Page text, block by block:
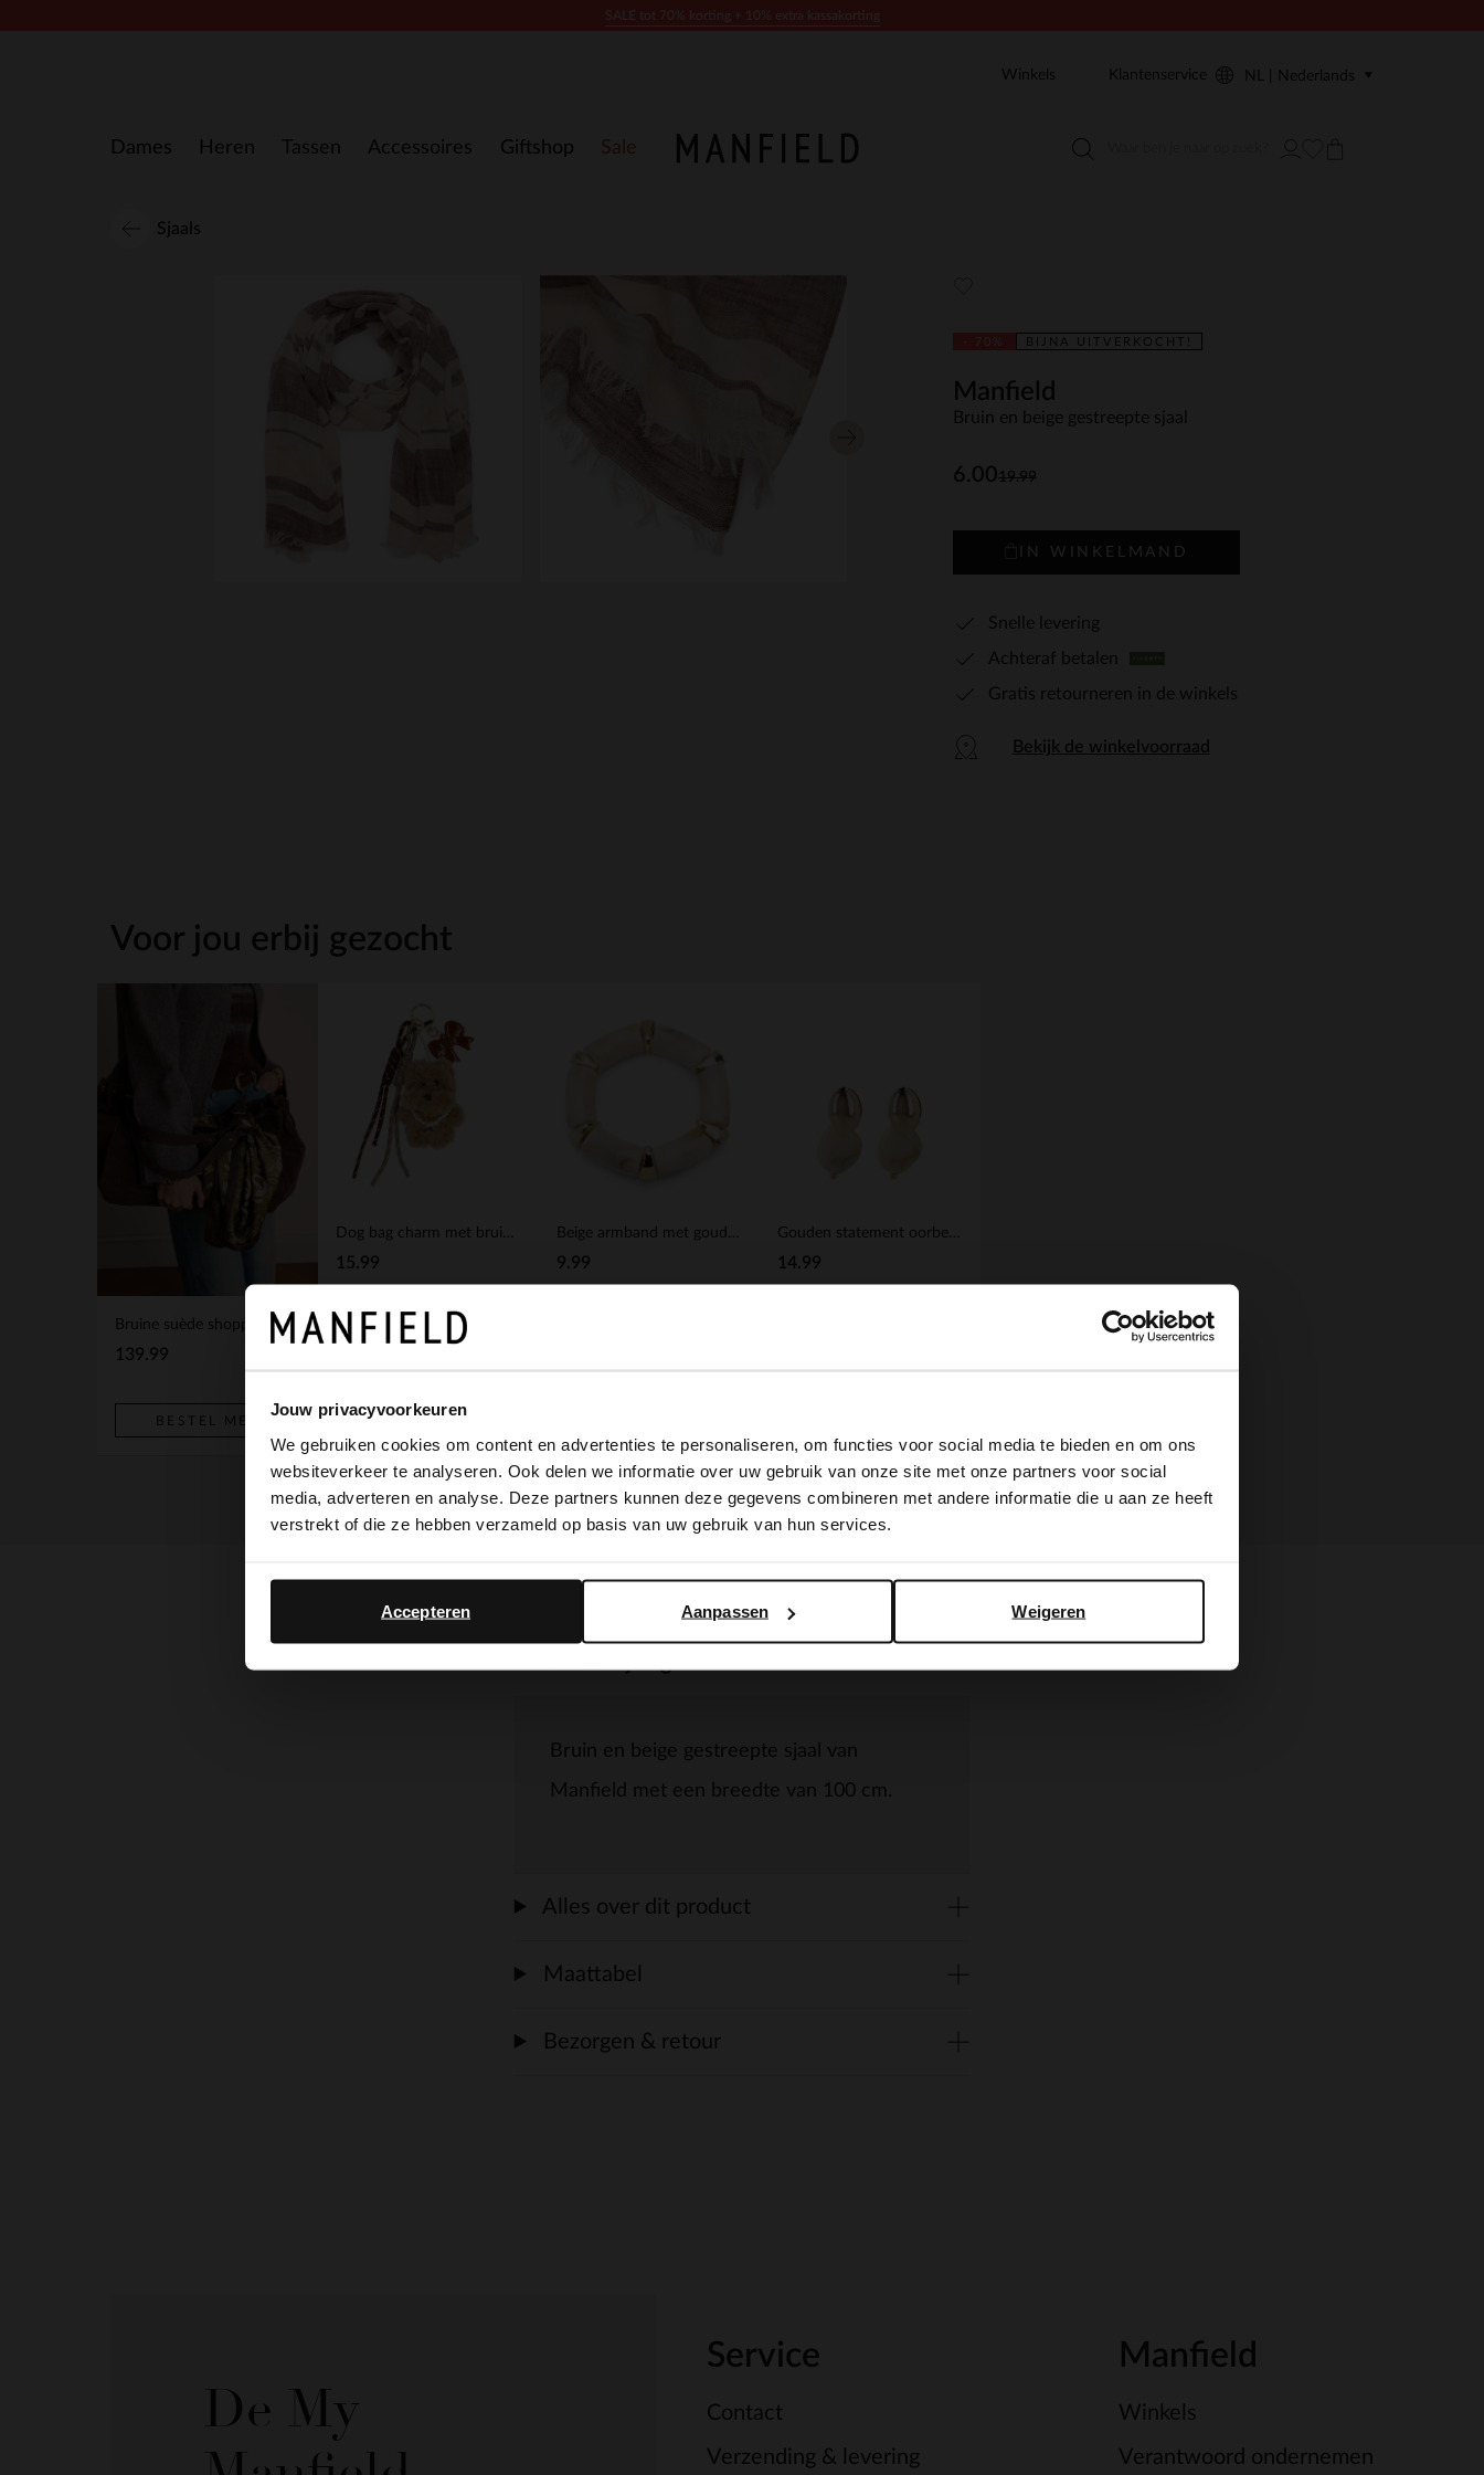
Jouw privacyvoorkeuren
We gebruiken cookies om content en advertenties te personaliseren, om functies voor social media te bieden en om ons
websiteverkeer te analyseren. Ook delen we informatie over uw gebruik van onze site met onze partners voor social
media, adverteren en analyse. Deze partners kunnen deze gegevens combineren met andere informatie die u aan ze heeft
verstrekt of die ze hebben verzameld op basis van uw gebruik van hun services.
Weigeren
Aanpassen
Accepteren
Dames Heren Tassen Accessoires Giftshop Sale
Winkels Klantenservice NL | Nederlands
Sjaals
BIJNA UITVERKOCHT!
Manfield
Bruin en beige gestreepte sjaal
19.99
6.00
IN WINKELMAND
Snelle levering
Achteraf betalen
Gratis retourneren in de winkels
Bekijk de winkelvoorraad
Voor jou erbij gezocht
Bruine suède shopper
139.99
BESTEL MEE
Dog bag charm met bruine korten
15.99
BESTEL MEE
Beige armband met gouden details
9.99
Gouden statement oorbellen met groene knopen
14.99
Bruin en beige gestreepte sjaal van
Manfield met een breedte van 100 cm.
Alles over dit product
Maattabel
Bezorgen & retour
De My
Service
Contact
Verzending & levering
Manfield
Winkels
Verantwoord ondernemen
×
It looks like your language isn't Dutch. Would you like to